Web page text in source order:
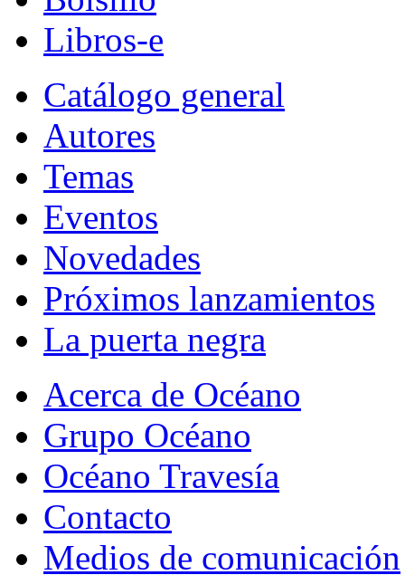
Libros-e
Catálogo general
Autores
Temas
Eventos
Novedades
Próximos lanzamientos
La puerta negra
Acerca de Océano
Grupo Océano
Océano Travesía
Contacto
Medios de comunicación